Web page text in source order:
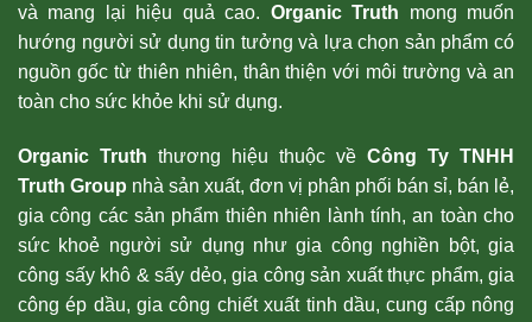
và mang lại hiệu quả cao. Organic Truth mong muốn
hướng người sử dụng tin tưởng và lựa chọn sản phẩm có
nguồn gốc từ thiên nhiên, thân thiện với môi trường và an
toàn cho sức khỏe khi sử dụng.
Organic Truth thương hiệu thuộc về Công Ty TNHH
Truth Group nhà sản xuất, đơn vị phân phối bán sỉ, bán lẻ,
gia công các sản phẩm thiên nhiên lành tính, an toàn cho
sức khoẻ người sử dụng như gia công nghiền bột, gia
công sấy khô & sấy dẻo, gia công sản xuất thực phẩm, gia
công ép dầu, gia công chiết xuất tinh dầu, cung cấp nông